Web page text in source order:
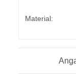
Material: